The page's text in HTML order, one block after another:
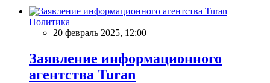
Политика
20 февраль 2025, 12:00
Заявление информационного
агентства Turan